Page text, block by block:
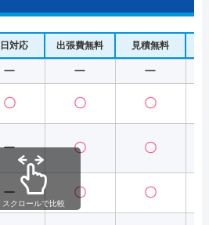
対応 出張費無料 見積無料
ー ー ー
〇 〇 〇
ー 〇 〇
ー 〇 〇
スクロールで比較